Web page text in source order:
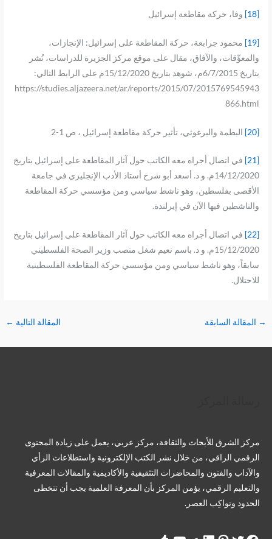
[18] وفا، حركة مقاطعة إسرائيل
[19]
محمود جرابعة، حركة المقاطعة على إسرائيل: الإنجازات،
والمعوِّقات، والآفاق، مقال على موقع مركز الجزيرة للدراسات، نُشر
بتاريخ 6/7/2015م، شوهد بتاريخ 15/12/2020م على الرابط التالي:
https://studies.aljazeera.net/ar/reports/2015/07/2015769545943
866.html
[20] البطمة والبرغوثي، تأثير حركة مقاطعة إسرائيل ، ص 1-2
[21]
في اتصال أجراه معه الكاتب حول آثار المقاطعة على إسرائيل بتاريخ
14/12/2020م. و د. أسعد أبو شرخ أستاذ الأدب الإنجليزي في جامعة
الأقصى بفلسطين، وهو ناشط سياسي ومن مؤسسي حركة المقاطعة
والناشطين فيها الآن في إيرلندة.
[22]
في اتصال أجراه معه الكاتب حول آثار المقاطعة على إسرائيل بتاريخ
15/12/2020م. و د. باسم نعيم شغل منصب وزير الصحة الفلسطيني
سابقاً، وهو ناشط سياسي ومن مؤسسي حركة المقاطعة الفلسطينية
للاحتلال.
→ المقالة السابقة المقالة التالية ←
مركز الشرق للأبحاث والثقافة، مركز عربي، يعمل على زيادة المحتوى
الرقمي الراقي، من خلال نشر الكتب الإلكترونية واستطلاعات الرأي
والآداب والفنون والمحاضرات التثقيفية والأكاديمية والمقالات المعرفية
والتعليم الرقمي، يؤمن المركز بأن المعرفة العلمية يجب أن تتخطى
الحدود وتواكِب العصر.